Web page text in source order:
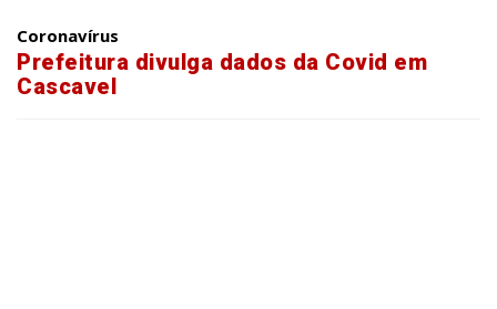
Coronavírus
Prefeitura divulga dados da Covid em
Cascavel